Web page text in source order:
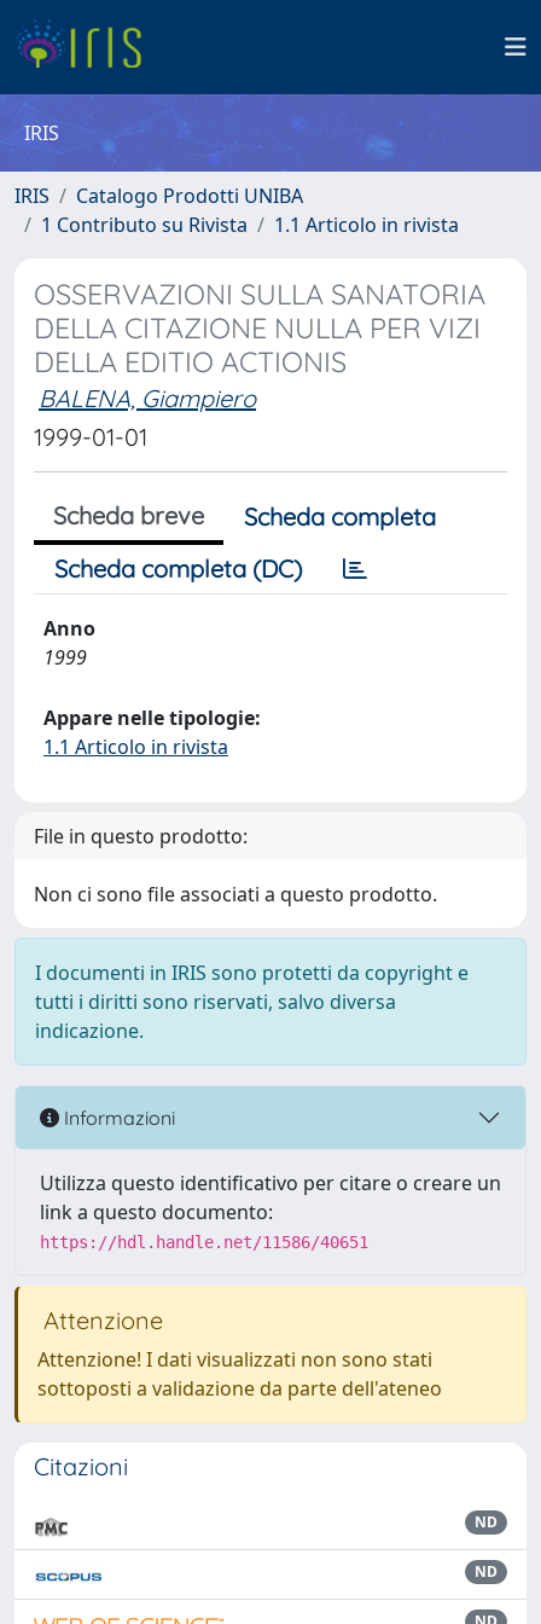
IRIS
IRIS
Catalogo Prodotti UNIBA
1 Contributo su Rivista
1.1 Articolo in rivista
OSSERVAZIONI SULLA SANATORIA
DELLA CITAZIONE NULLA PER VIZI
DELLA EDITIO ACTIONIS
BALENA, Giampiero
1999-01-01
Scheda breve
Scheda completa
Scheda completa (DC)
Anno
1999
Appare nelle tipologie:
1.1 Articolo in rivista
File in questo prodotto:
Non ci sono file associati a questo prodotto.
I documenti in IRIS sono protetti da copyright e
tutti i diritti sono riservati, salvo diversa
indicazione.
Informazioni
Utilizza questo identificativo per citare o creare un
link a questo documento:
https://hdl.handle.net/11586/40651
Attenzione
Attenzione! I dati visualizzati non sono stati
sottoposti a validazione da parte dell'ateneo
Citazioni
ND
ND